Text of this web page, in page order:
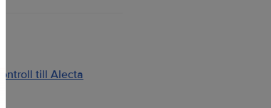
till Alecta